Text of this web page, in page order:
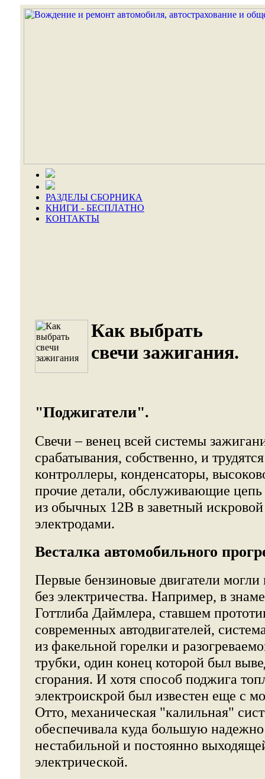
РАЗДЕЛЫ СБОРНИКА
КНИГИ - БЕСПЛАТНО
КОНТАКТЫ
Как выбрать
свечи зажигания.
"Поджигатели".
Свечи – венец всей системы
срабатывания, собственно, и
контроллеры, конденсаторы,
прочие детали, обслуживающие
из обычных 12В в заветный
электродами.
Весталка автомобильного
Первые бензиновые двигатели могли
без электричества. Например, в
Готтлиба Даймлера, ставшем
современных автодвигателей,
из факельной горелки и
трубки, один конец которой был
сгорания. И хотя способ поджига
электроискрой был известен еще с
Отто, механическая "калильная"
обеспечивала куда большую
нестабильной и постоянно
электрической.